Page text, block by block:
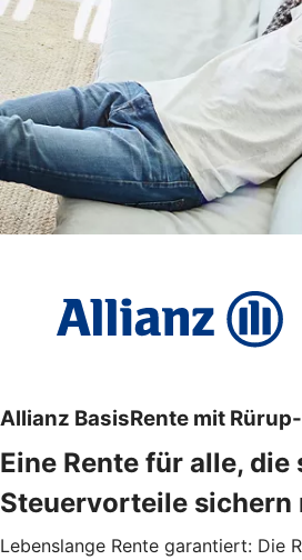
Allianz BasisRente mit
Eine Rente für alle, die
Steuervorteile sichern
Lebenslange Rente garantiert: Die